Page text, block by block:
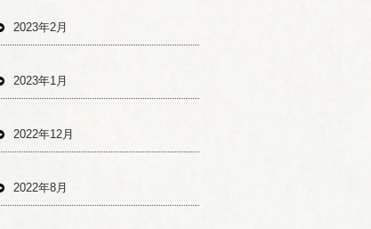
2023年2月
2023年1月
2022年12月
2022年8月